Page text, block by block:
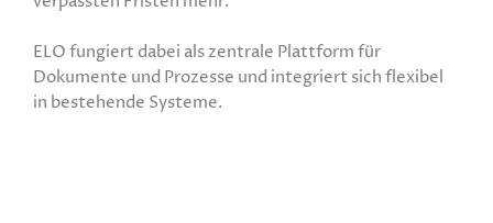
ELO fungiert dabei als zentrale Plattform für
Dokumente und Prozesse und integriert sich flexibel
in bestehende Systeme.